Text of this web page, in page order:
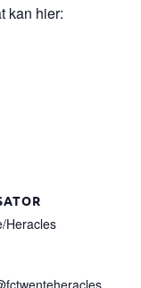
kan hier:
Heracles